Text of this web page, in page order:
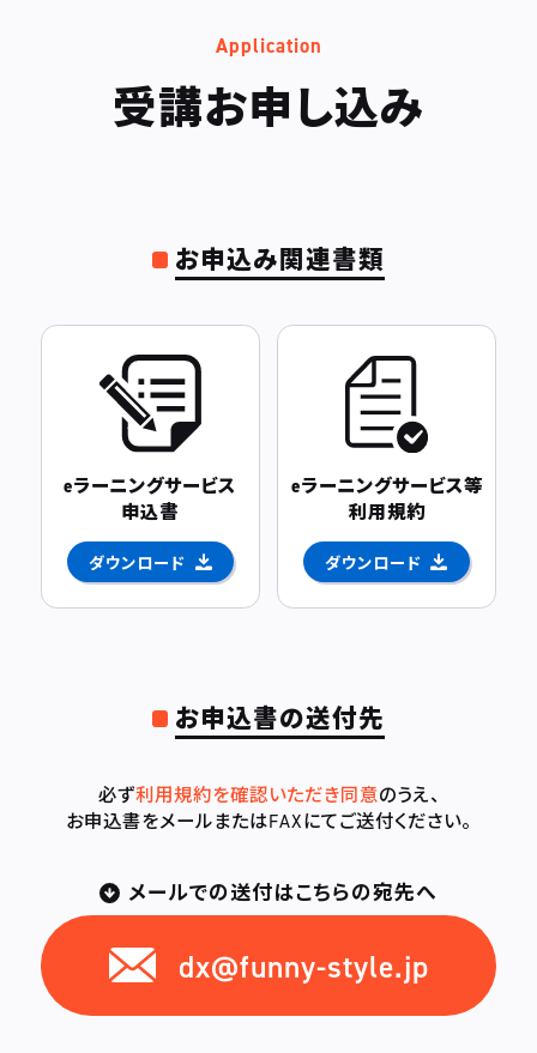
Application
受講お申し込み
お申込み関連書類
eラーニングサービス
申込書
ダウンロード
eラーニングサービス等
利用規約
ダウンロード
お申込書の送付先
必ず利用規約を確認いただき同意のうえ、
お申込書をメールまたはFAXにてご送付ください。
メールでの送付はこちらの宛先へ
dx@funny-style.jp